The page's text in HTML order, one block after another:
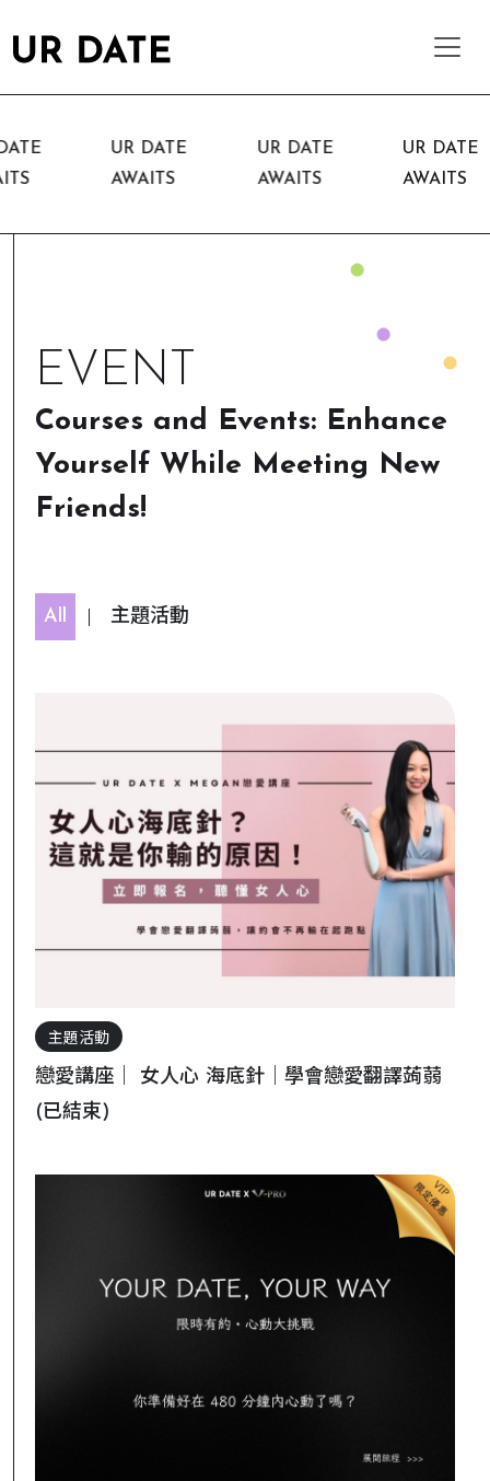
UR DATE
AWAITS
UR DATE
AWAITS
UR DATE
AWAITS
EVENT
Courses and Events: Enhance
Yourself While Meeting New
Friends!
All 主題活動
主題活動
戀愛講座｜ 女人心 海底針｜學會戀愛翻譯蒟蒻
(已結束)